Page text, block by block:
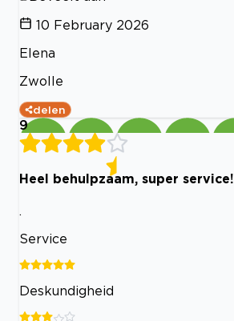
10 February 2026
Elena
Zwolle
delen
9
Heel behulpzaam, super service!
.
Service
Deskundigheid